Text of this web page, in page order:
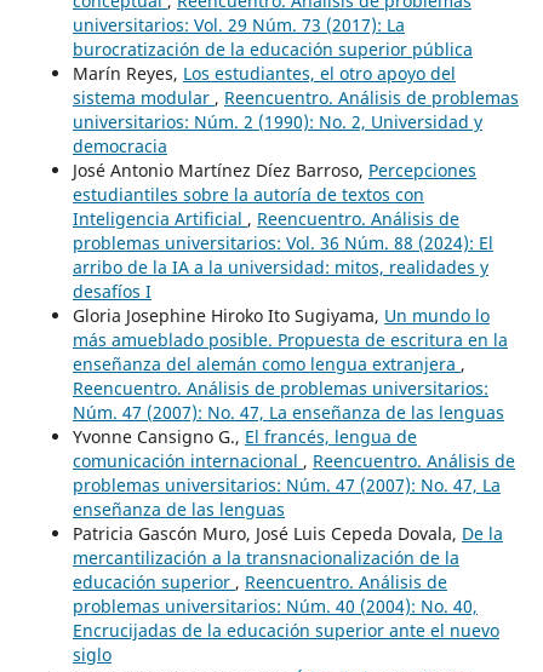
universitarios: Vol. 29 Núm. 73 (2017): La
burocratización de la educación superior pública
Marín Reyes, Los estudiantes, el otro apoyo del
sistema modular , Reencuentro. Análisis de problemas
universitarios: Núm. 2 (1990): No. 2, Universidad y
democracia
José Antonio Martínez Díez Barroso, Percepciones
estudiantiles sobre la autoría de textos con
Inteligencia Artificial , Reencuentro. Análisis de
problemas universitarios: Vol. 36 Núm. 88 (2024): El
arribo de la IA a la universidad: mitos, realidades y
desafíos I
Gloria Josephine Hiroko Ito Sugiyama, Un mundo lo
más amueblado posible. Propuesta de escritura en la
enseñanza del alemán como lengua extranjera ,
Reencuentro. Análisis de problemas universitarios:
Núm. 47 (2007): No. 47, La enseñanza de las lenguas
Yvonne Cansigno G., El francés, lengua de
comunicación internacional , Reencuentro. Análisis de
problemas universitarios: Núm. 47 (2007): No. 47, La
enseñanza de las lenguas
Patricia Gascón Muro, José Luis Cepeda Dovala, De la
mercantilización a la transnacionalización de la
educación superior , Reencuentro. Análisis de
problemas universitarios: Núm. 40 (2004): No. 40,
Encrucijadas de la educación superior ante el nuevo
siglo